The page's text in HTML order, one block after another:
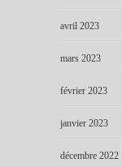
avril 2023
mars 2023
février 2023
janvier 2023
décembre 2022